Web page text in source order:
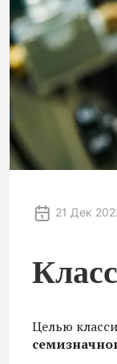
21 Дек
Целью